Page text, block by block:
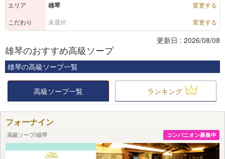
エリア 雄琴
変更する
こだわり
未選択 変更する
更新日 : 2026/08/08
雄琴のおすすめ高級ソープ
雄琴の高級ソープ一覧
高級ソープ一覧 ランキング
フォーナイン
高級ソープ/雄琴 コンパニオン募集中